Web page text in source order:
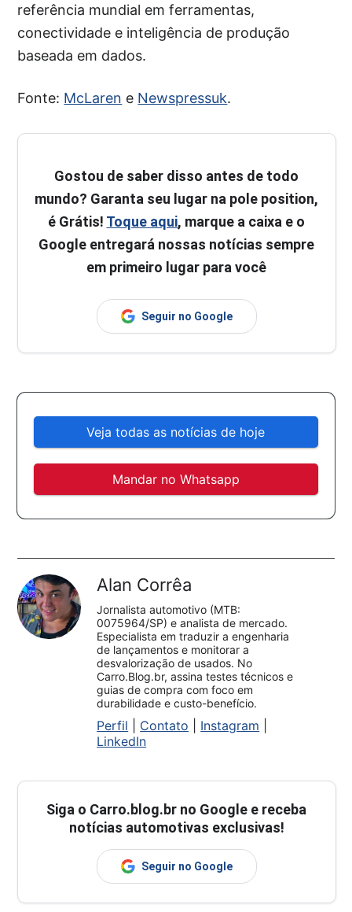
referência mundial em ferramentas,
conectividade e inteligência de produção
baseada em dados.
Fonte: McLaren e Newspressuk.
Gostou de saber disso antes de todo
mundo? Garanta seu lugar na pole position,
é Grátis! Toque aqui, marque a caixa e o
Google entregará nossas notícias sempre
em primeiro lugar para você
Seguir no Google
Veja todas as notícias de hoje
Mandar no Whatsapp
Alan Corrêa
Jornalista automotivo (MTB:
0075964/SP) e analista de mercado.
Especialista em traduzir a engenharia
de lançamentos e monitorar a
desvalorização de usados. No
Carro.Blog.br, assina testes técnicos e
guias de compra com foco em
durabilidade e custo-benefício.
Perfil Contato Instagram
LinkedIn
Siga o Carro.blog.br no Google e receba
notícias automotivas exclusivas!
Seguir no Google